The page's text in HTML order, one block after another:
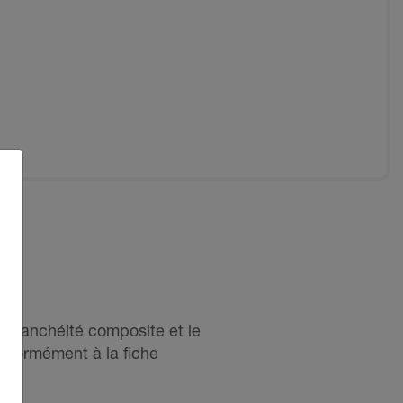
composite et le
à la fiche